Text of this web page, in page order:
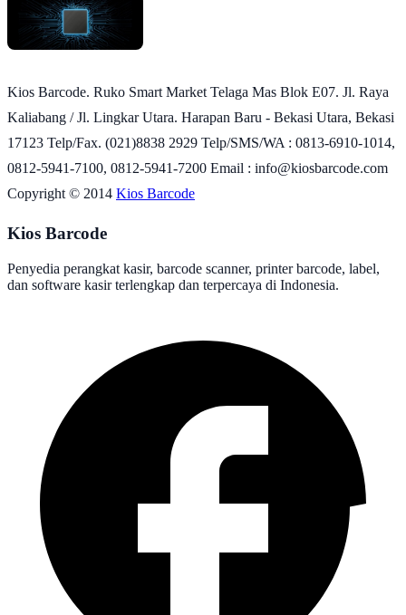
Kios Barcode. Ruko Smart Market Telaga Mas Blok E07. Jl. Raya
Kaliabang / Jl. Lingkar Utara. Harapan Baru - Bekasi Utara, Bekasi
17123 Telp/Fax. (021)8838 2929 Telp/SMS/WA : 0813-6910-1014,
0812-5941-7100, 0812-5941-7200 Email : info@kiosbarcode.com
Copyright © 2014 Kios Barcode
Kios Barcode
Penyedia perangkat kasir, barcode scanner, printer barcode, label,
dan software kasir terlengkap dan terpercaya di Indonesia.